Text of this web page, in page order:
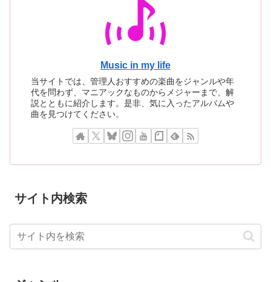
Music in my life
当サイトでは、管理人おすすめの楽曲をジャンルや年
代を問わず、マニアックなものからメジャーまで、解
説とともに紹介します。是非、気に入ったアルバムや
曲を見つけてください。
サイト内検索